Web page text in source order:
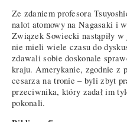
Ze zdaniem profesora
nalot atomowy na Nagasaki i
Związek Sowiecki nastąpiły
nie mieli wiele czasu do
zdawali sobie doskonale
kraju. Amerykanie, zgodnie z
cesarza na tronie – byli zbyt
przeciwnika, który zadał im
pokonali.